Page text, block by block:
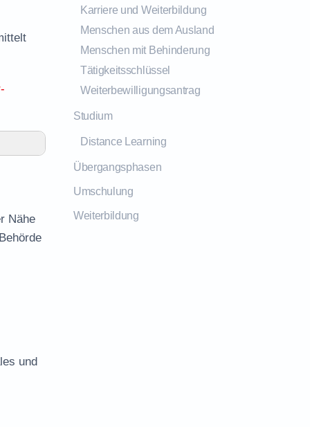
Nähe
und
Karriere und Weiterbildung
Menschen aus dem Ausland
Menschen mit Behinderung
Tätigkeitsschlüssel
Weiterbewilligungsantrag
Studium
Distance Learning
Übergangsphasen
Umschulung
Weiterbildung